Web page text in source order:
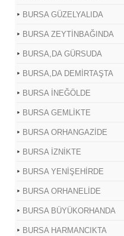
BURSA GÜZELYALIDA
BURSA ZEYTİNBAĞINDA
BURSA,DA GÜRSUDA
BURSA,DA DEMİRTAŞTA
BURSA İNEĞÖLDE
BURSA GEMLİKTE
BURSA ORHANGAZİDE
BURSA İZNİKTE
BURSA YENİŞEHİRDE
BURSA ORHANELİDE
BURSA BÜYÜKORHANDA
BURSA HARMANCIKTA